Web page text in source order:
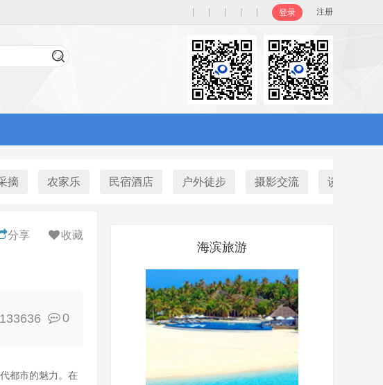
登录 注册
摘 农家乐 民宿酒店 户外徒步 摄影交流 谈天说地
分享 收藏
133636 0
都市的魅力。在
海滨旅游